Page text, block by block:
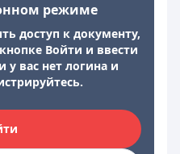
режиме
доступ к документу,
Войти и ввести
у вас нет логина и